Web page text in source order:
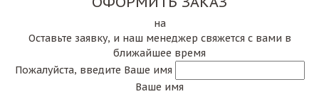
на
Оставьте заявку, и наш менеджер свяжется с вами в
ближайшее время
Пожалуйста, введите Ваше имя
Ваше имя